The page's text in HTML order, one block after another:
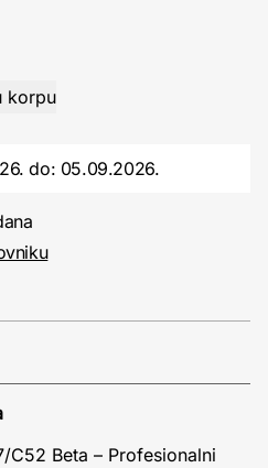
do: 05.09.2026.
Beta – Profesionalni